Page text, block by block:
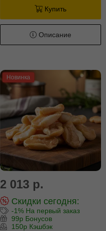
Купить
Описание
Новинка
2 013 р.
Скидки сегодня:
-1% На первый заказ
99р Бонусов
150р Кэшбэк